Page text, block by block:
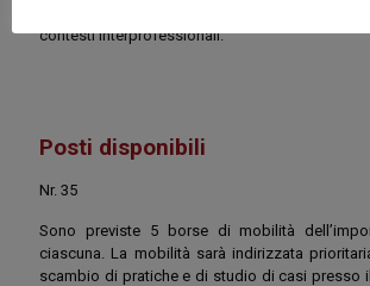
contesti interprofessionali.
Posti disponibili
Nr. 35
Sono previste 5 borse di mobilità
ciascuna. La mobilità sarà indirizzata
scambio di pratiche e di studio di casi presso